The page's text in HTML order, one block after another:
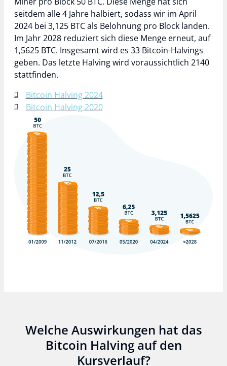
seitdem alle 4 Jahre halbiert, sodass wir im April
2024 bei 3,125 BTC als Belohnung pro Block landen.
Im Jahr 2028 reduziert sich diese Menge erneut, auf
1,5625 BTC. Insgesamt wird es 33 Bitcoin-Halvings
geben. Das letzte Halving wird voraussichtlich 2140
stattfinden.
Bitcoin Halving 2024
Bitcoin Halving 2020
Welche Auswirkungen hat das
Bitcoin Halving auf den
Kursverlauf?